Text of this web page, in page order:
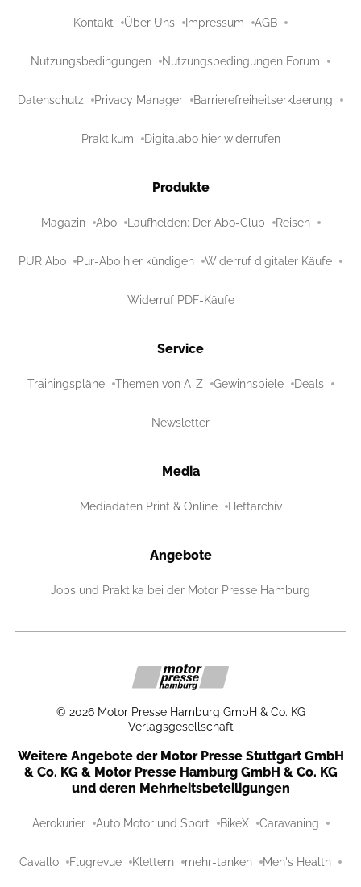
Kontakt Über Uns Impressum AGB
Nutzungsbedingungen Nutzungsbedingungen Forum
Datenschutz Privacy Manager Barrierefreiheitserklaerung
Praktikum Digitalabo hier widerrufen
Produkte
Magazin Abo Laufhelden: Der Abo-Club Reisen
PUR Abo Pur-Abo hier kündigen Widerruf digitaler Käufe
Widerruf PDF-Käufe
Service
Trainingspläne Themen von A-Z Gewinnspiele Deals
Newsletter
Media
Mediadaten Print & Online Heftarchiv
Angebote
Jobs und Praktika bei der Motor Presse Hamburg
© 2026 Motor Presse Hamburg GmbH & Co. KG
Verlagsgesellschaft
Weitere Angebote der Motor Presse Stuttgart GmbH
& Co. KG & Motor Presse Hamburg GmbH & Co. KG
und deren Mehrheitsbeteiligungen
Aerokurier Auto Motor und Sport BikeX Caravaning
Cavallo Flugrevue Klettern mehr-tanken Men's Health